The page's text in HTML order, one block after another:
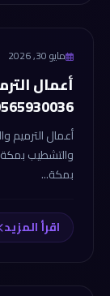
مايو 30, 2026
أعمال
أعمال الترميم
والتشطيب بمكة
بمكة...
اقرأ المزيد